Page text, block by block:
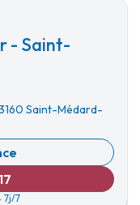
- Saint-
Saint-Médard-
7j/7